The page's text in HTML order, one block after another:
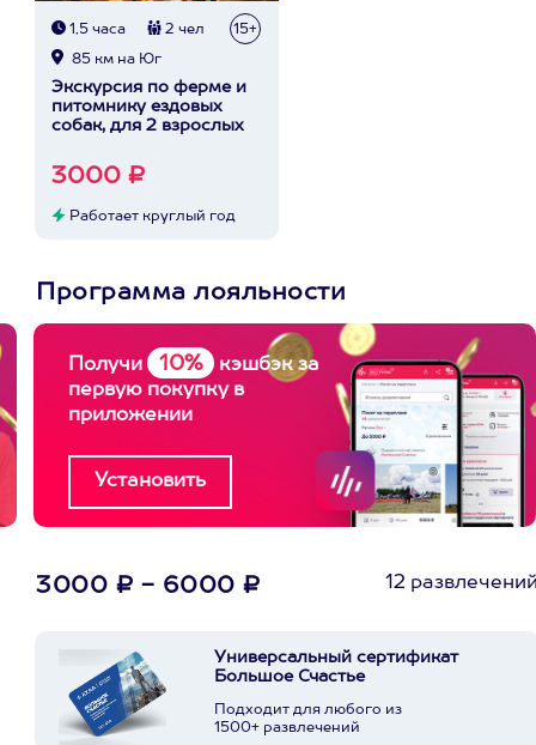
1,5 часа 2 чел 15+
85 км на Юг
Экскурсия по ферме и
питомнику ездовых
собак, для 2 взрослых
3000 ₽
Работает круглый год
Программа лояльности
Получи 10%
кэшбэк за
первую покупку в
приложении
3000 ₽ - 6000 ₽ 12
Универсальный сертификат
Большое Счастье
Подходит для любого из
1500+ развлечений